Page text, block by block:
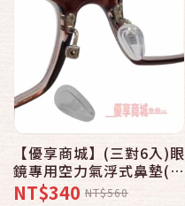
【優享商城】(三對6入)眼
鏡專用空力氣浮式鼻墊(贈
螺絲起子＋鼻墊螺絲)
NT$340 NT$560